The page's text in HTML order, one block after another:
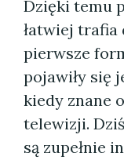
Dzięki temu
łatwiej trafia
pierwsze
pojawiły się
kiedy znane
telewizji.
są zupełnie